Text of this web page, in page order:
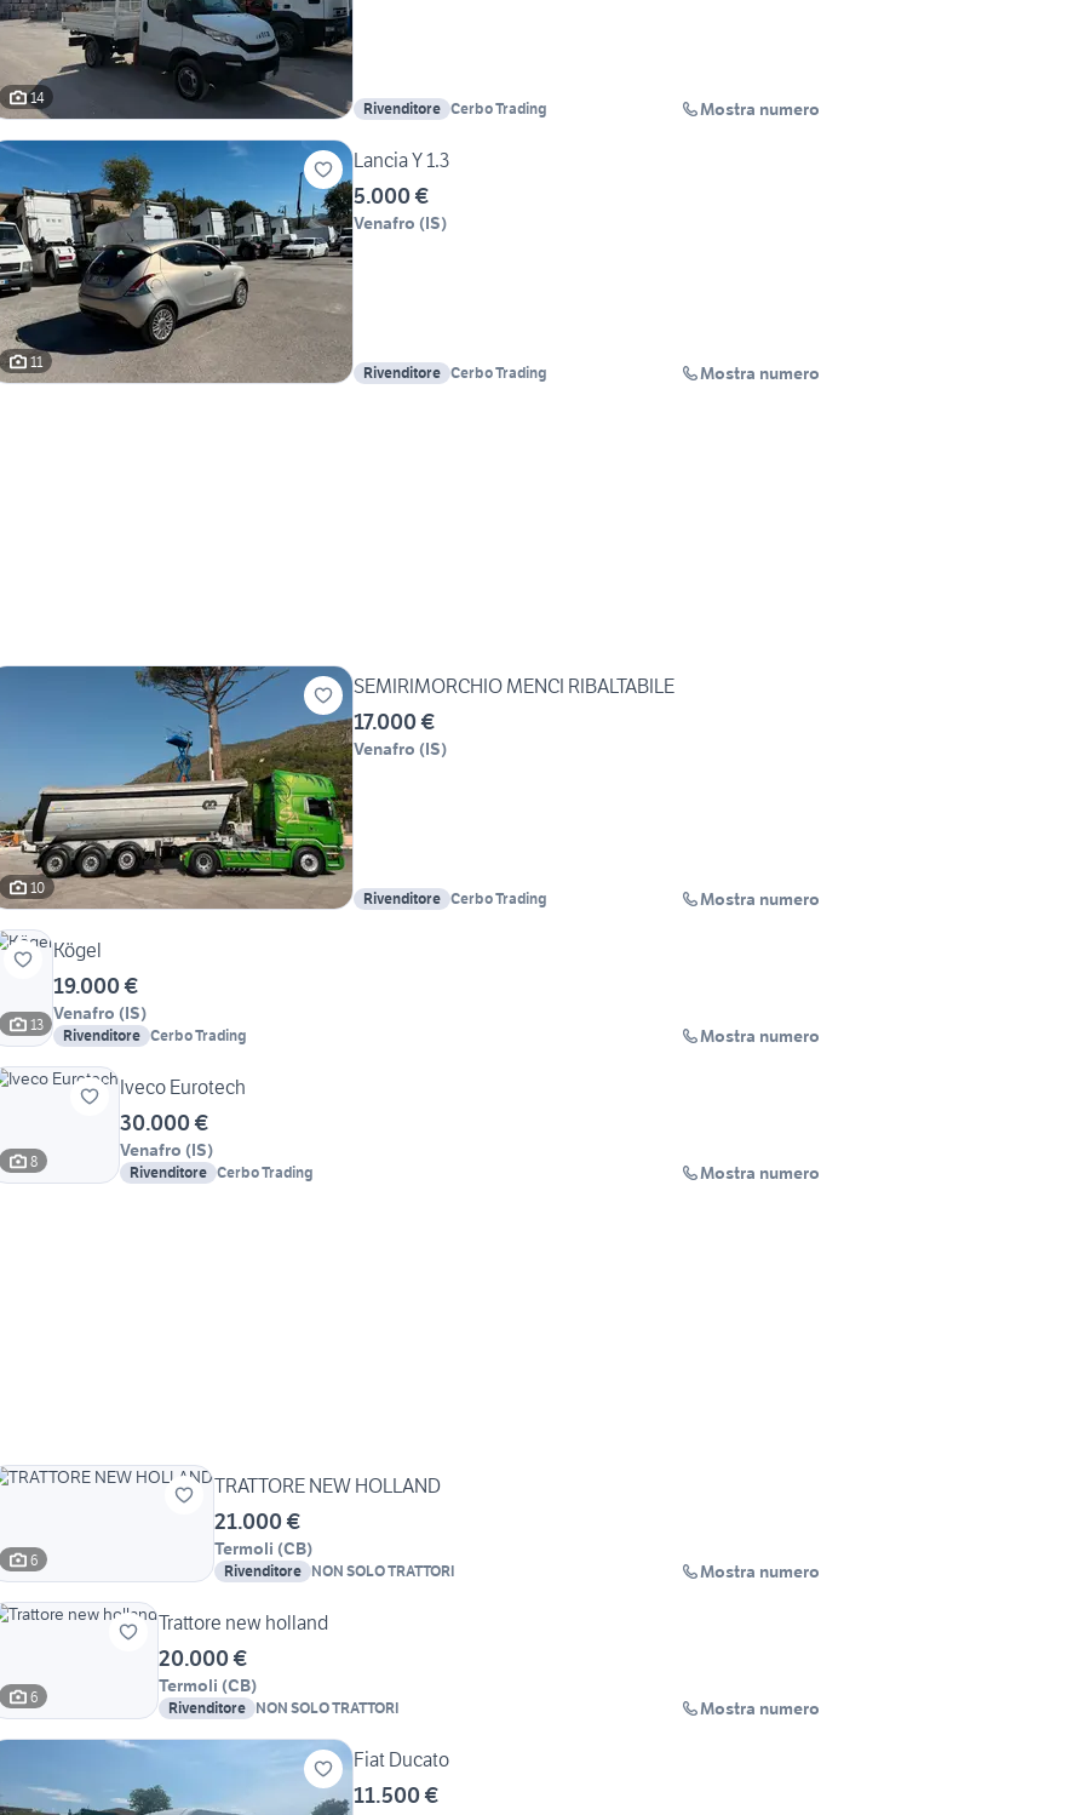
14
Rivenditore Cerbo Trading Mostra numero
11
Lancia Y 1.3
5.000 €
Venafro (IS)
Rivenditore Cerbo Trading Mostra numero
10
SEMIRIMORCHIO MENCI RIBALTABILE
17.000 €
Venafro (IS)
Rivenditore Cerbo Trading Mostra numero
13
Kögel
19.000 €
Venafro (IS)
Rivenditore Cerbo Trading Mostra numero
8
Iveco Eurotech
30.000 €
Venafro (IS)
Rivenditore Cerbo Trading Mostra numero
6
TRATTORE NEW HOLLAND
21.000 €
Termoli (CB)
Rivenditore NON SOLO TRATTORI Mostra numero
6
Trattore new holland
20.000 €
Termoli (CB)
Rivenditore NON SOLO TRATTORI Mostra numero
Fiat Ducato
11.500 €